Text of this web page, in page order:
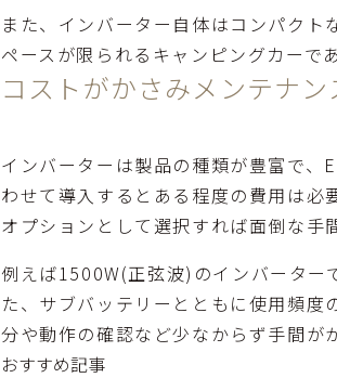
また、インバーター自体はコンパク
ペースが限られるキャンピングカーで
コストがかさみメンテナ
インバーターは製品の種類が豊富で、
わせて導入するとある程度の費用は必
オプションとして選択すれば面倒な手
例えば1500W(正弦波)のインバーター
た、サブバッテリーとともに使用頻
分や動作の確認など少なからず手間が
おすすめ記事